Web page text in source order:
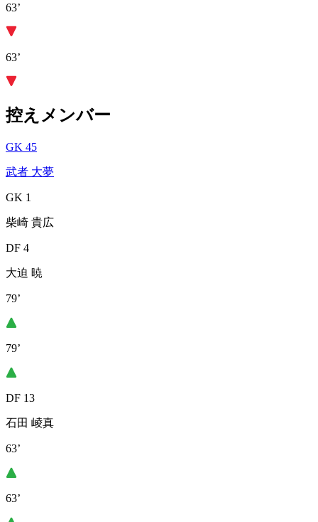
63’
63’
控えメンバー
GK 45
武者 大夢
GK 1
柴崎 貴広
DF 4
大迫 暁
79’
79’
DF 13
石田 崚真
63’
63’